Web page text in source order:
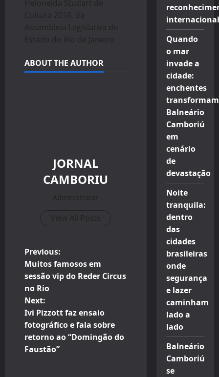
Heloneida Studart de
Cultura 2016, da
Assembleia Legislativa do
Estado do Rio de Janeiro
ABOUT THE AUTHOR
JORNAL
CAMBORIU
Administrator
View All Posts
P
o
s
t
n
a
Previous:
Muitos famosos em
sessão vip do Reder Circus
no Rio
Next:
Ivi Pizzott faz ensaio
fotográfico e fala sobre
retorno ao “Domingão do
Faustão”
internacional
Quando
o mar
invade a
cidade:
enchentes
transformam
Balneário
Camboriú
em
cenário
de
devastação
Noite
tranquila:
dentro
das
cidades
brasileiras
onde
segurança
e lazer
caminham
lado a
lado
Balneário
Camboriú
se